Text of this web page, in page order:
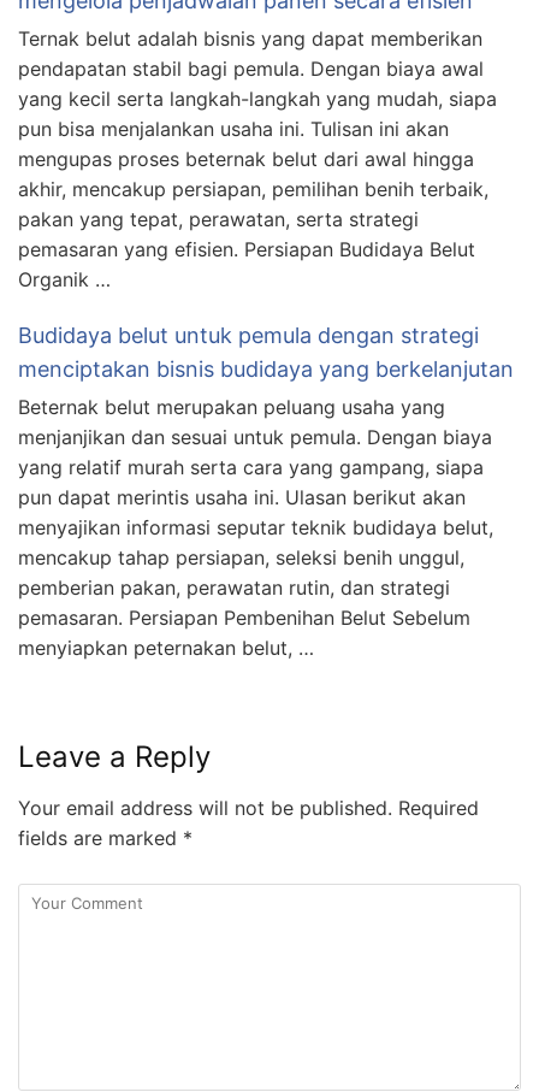
Ternak belut adalah bisnis yang dapat memberikan
pendapatan stabil bagi pemula. Dengan biaya awal
yang kecil serta langkah-langkah yang mudah, siapa
pun bisa menjalankan usaha ini. Tulisan ini akan
mengupas proses beternak belut dari awal hingga
akhir, mencakup persiapan, pemilihan benih terbaik,
pakan yang tepat, perawatan, serta strategi
pemasaran yang efisien. Persiapan Budidaya Belut
Organik …
Budidaya belut untuk pemula dengan strategi
menciptakan bisnis budidaya yang berkelanjutan
Beternak belut merupakan peluang usaha yang
menjanjikan dan sesuai untuk pemula. Dengan biaya
yang relatif murah serta cara yang gampang, siapa
pun dapat merintis usaha ini. Ulasan berikut akan
menyajikan informasi seputar teknik budidaya belut,
mencakup tahap persiapan, seleksi benih unggul,
pemberian pakan, perawatan rutin, dan strategi
pemasaran. Persiapan Pembenihan Belut Sebelum
menyiapkan peternakan belut, …
Leave a Reply
Your email address will not be published. Required
fields are marked *